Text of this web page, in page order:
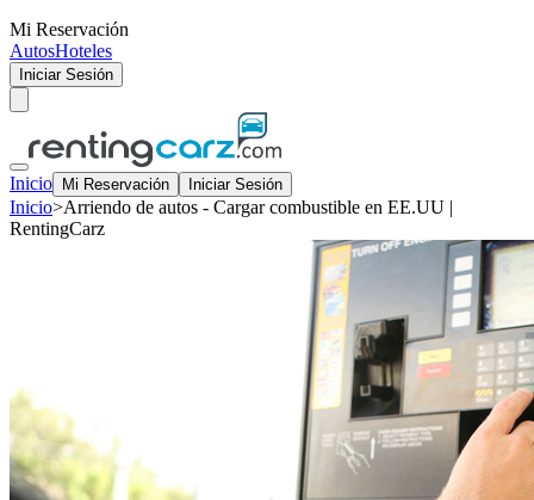
Mi Reservación
AutosHoteles
Iniciar Sesión
Inicio Mi Reservación Iniciar Sesión
Inicio>Arriendo de autos - Cargar combustible en EE.UU |
RentingCarz